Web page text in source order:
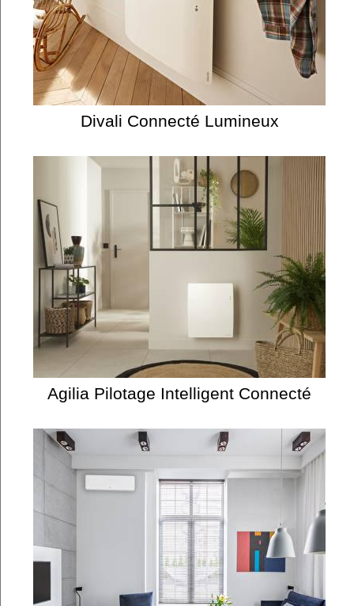
Divali Connecté Lumineux
Agilia Pilotage Intelligent Connecté